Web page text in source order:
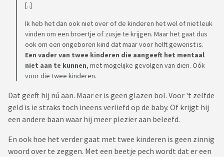
[..]
Ik heb het dan ook niet over of de kinderen het wel of niet leuk
vinden om een broertje of zusje te krijgen. Maar het gaat dus
ook om een ongeboren kind dat maar voor helft gewenst is.
Een vader van twee kinderen die aangeeft het mentaal
niet aan te kunnen, met mogelijke gevolgen van dien. Oók
voor die twee kinderen.
Dat geeft hij nú aan. Maar er is geen glazen bol. Voor 't zelfde
geld is ie straks toch ineens verliefd op de baby. Of krijgt hij
een andere baan waar hij meer plezier aan beleefd.
En ook hoe het verder gaat met twee kinderen is geen zinnig
woord over te zeggen. Met een beetje pech wordt dat er een